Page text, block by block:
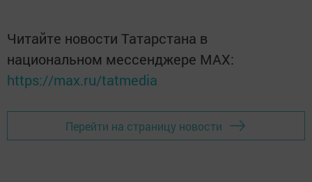
Читайте новости Татарстана в
национальном мессенджере MАХ:
https://max.ru/tatmedia
Перейти на страницу новости